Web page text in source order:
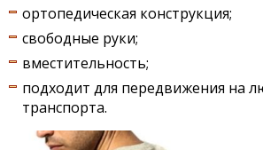
ортопедическая конструкция;
свободные руки;
вместительность;
подходит для передвижения на
транспорта.